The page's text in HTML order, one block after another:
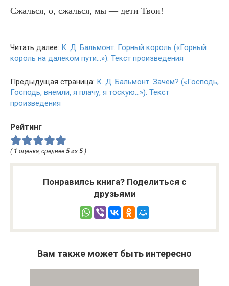
Сжалься, о, сжалься, мы — дети Твои!
Читать далее: К. Д. Бальмонт. Горный король («Горный
король на далеком пути…»). Текст произведения
Предыдущая страница: К. Д. Бальмонт. Зачем? («Господь,
Господь, внемли, я плачу, я тоскую…»). Текст
произведения
Рейтинг
( 1 оценка, среднее 5 из 5 )
Понравилсь книга? Поделиться с
друзьями
Вам также может быть интересно